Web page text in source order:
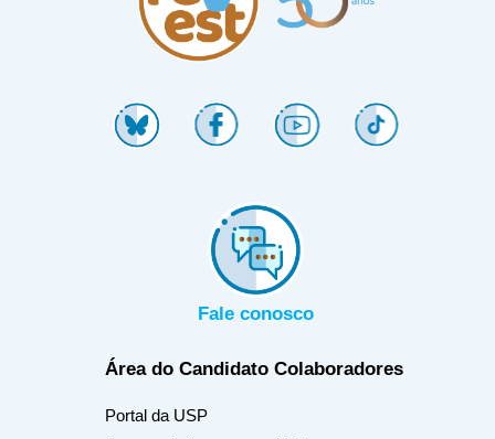
Fale conosco
Área do Candidato Colaboradores
Portal da USP